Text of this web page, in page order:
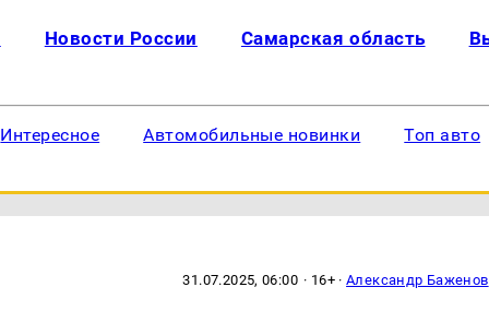
Новости России Самарская область
Интересное Автомобильные новинки Топ авто
31.07.2025, 06:00 · 16+ ·Александр Баженов